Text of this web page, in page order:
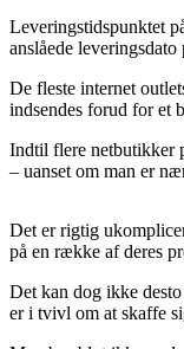
Leveringstidspunktet
anslåede
De fleste internet
indsendes forud for et
Indtil flere netbutikker
– uanset om man er
Det er rigtig
på en række af deres
Det kan dog ikke
er i tvivl om at skaffe